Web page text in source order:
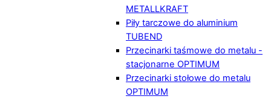
METALLKRAFT
Piły tarczowe do aluminium
TUBEND
Przecinarki taśmowe do metalu -
stacjonarne OPTIMUM
Przecinarki stołowe do metalu
OPTIMUM